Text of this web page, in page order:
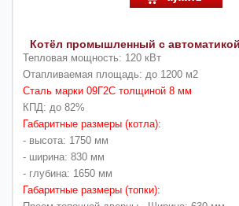
Котёл промышленный с автоматикой
Тепловая мощность: 120 кВт
Отапливаемая площадь: до 1200 м2
Сталь марки 09Г2С толщиной 8 мм
КПД: до 82%
Габаритные размеры (котла):
- высота: 1750 мм
- ширина: 830 мм
- глубина: 1650 мм
Габаритные размеры (топки):